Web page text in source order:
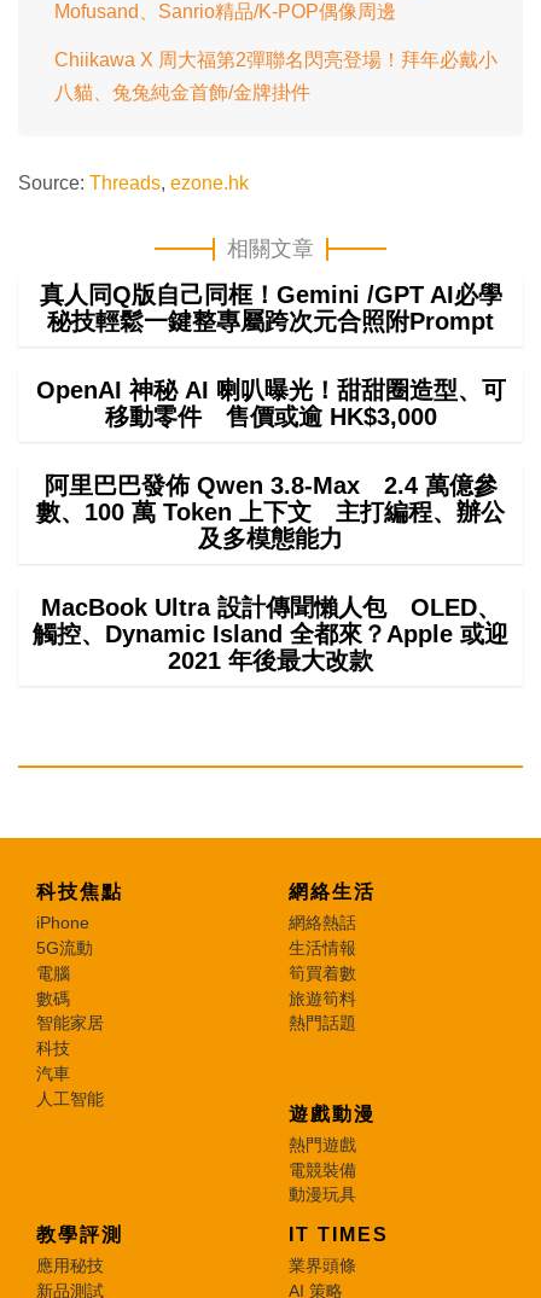
Mofusand、Sanrio精品/K-POP偶像周邊
Chiikawa X 周大福第2彈聯名閃亮登場！拜年必戴小
八貓、兔兔純金首飾/金牌掛件
Source: Threads, ezone.hk
相關文章
真人同Q版自己同框！Gemini /GPT AI必學
秘技輕鬆一鍵整專屬跨次元合照附Prompt
OpenAI 神秘 AI 喇叭曝光！甜甜圈造型、可
移動零件 售價或逾 HK$3,000
阿里巴巴發佈 Qwen 3.8-Max 2.4 萬億參
數、100 萬 Token 上下文 主打編程、辦公
及多模態能力
MacBook Ultra 設計傳聞懶人包 OLED、
觸控、Dynamic Island 全都來？Apple 或迎
2021 年後最大改款
科技焦點
iPhone
5G流動
電腦
數碼
智能家居
科技
汽車
人工智能
網絡生活
網絡熱話
生活情報
筍買着數
旅遊筍料
熱門話題
遊戲動漫
熱門遊戲
電競裝備
動漫玩具
教學評測
應用秘技
新品測試
IT TIMES
業界頭條
AI 策略